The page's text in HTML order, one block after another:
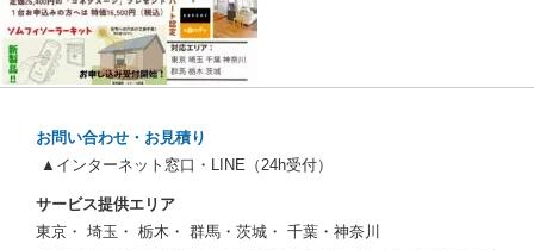
お問い合わせ・お見積り
▲インターネット窓口・LINE（24h受付）
サービス提供エリア
東京・ 埼玉・ 栃木・ 群馬・茨城・ 千葉・神奈川